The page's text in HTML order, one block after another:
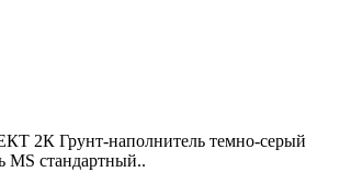
2К Грунт-наполнитель темно-серый
MS стандартный..